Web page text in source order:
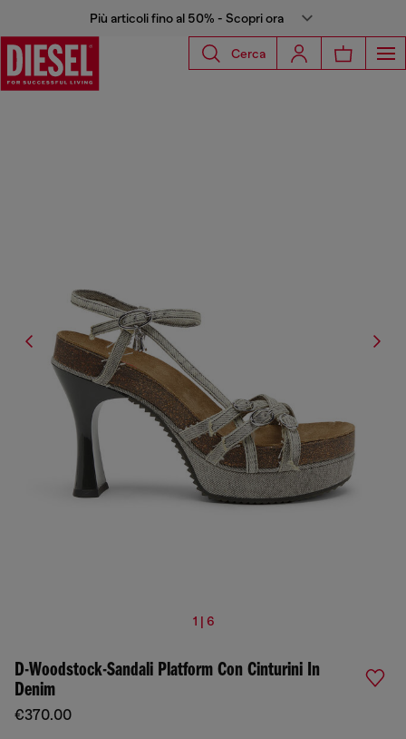
Più articoli fino al 50% - Scopri ora
Cerca
1 | 6
D-Woodstock-Sandali Platform Con Cinturini In
Denim
€370.00